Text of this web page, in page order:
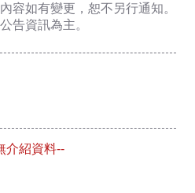
容如有變更，恕不另行通知。
告資訊為主。
介紹資料--